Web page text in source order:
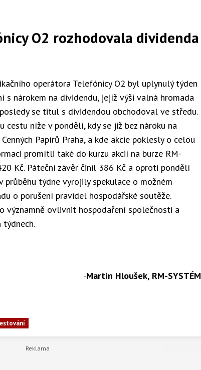
O2 rozhodovala dividenda
operátora Telefónicy O2 byl uplynulý týden
s nárokem na dividendu, jejíž výši valná hromada
se titul s dividendou obchodoval ve středu.
cestu níže v pondělí, kdy se již bez nároku na
Papírů Praha, a kde akcie poklesly o celou
promítli také do kurzu akcií na burze RM-
Kč. Páteční závěr činil 386 Kč a oproti pondělí
týdne vyrojily spekulace o možném
o porušení pravidel hospodářské soutěže.
významně ovlivnit hospodaření společnosti a
týdnech.
-Martin Hloušek, RM-SYSTÉM